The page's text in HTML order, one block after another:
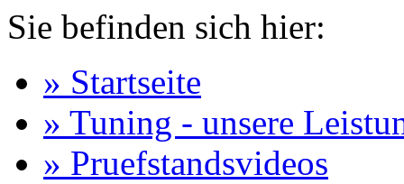
Sie befinden sich hier:
» Startseite
» Tuning - unsere
» Pruefstandsvideos